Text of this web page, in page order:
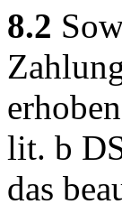
8.2
lit. b
das